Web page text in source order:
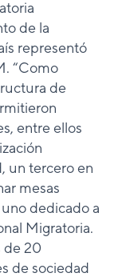
de la
representó
“Como
de
entre ellos
un tercero en
mesas
dedicado a
Migratoria.
de 20
de sociedad